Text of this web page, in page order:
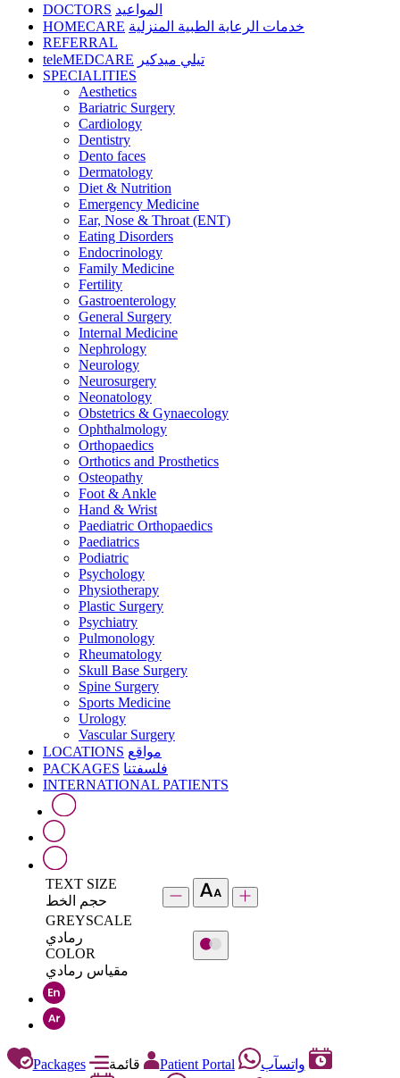
DOCTORS المواعيد
HOMECARE خدمات الرعاية الطبية المنزلية
REFERRAL
teleMEDCARE تيلي ميدكير
SPECIALITIES
Aesthetics
Bariatric Surgery
Cardiology
Dentistry
Dento faces
Dermatology
Diet & Nutrition
Emergency Medicine
Ear, Nose & Throat (ENT)
Eating Disorders
Endocrinology
Family Medicine
Fertility
Gastroenterology
General Surgery
Internal Medicine
Nephrology
Neurology
Neurosurgery
Neonatology
Obstetrics & Gynaecology
Ophthalmology
Orthopaedics
Orthotics and Prosthetics
Osteopathy
Foot & Ankle
Hand & Wrist
Paediatric Orthopaedics
Paediatrics
Podiatric
Psychology
Physiotherapy
Plastic Surgery
Psychiatry
Pulmonology
Rheumatology
Skull Base Surgery
Spine Surgery
Sports Medicine
Urology
Vascular Surgery
LOCATIONS مواقع
PACKAGES فلسفتنا
INTERNATIONAL PATIENTS
TEXT SIZE
حجم الخط
GREYSCALE
رمادي
COLOR
مقياس رمادي
Packages Patient Portal واتسآب